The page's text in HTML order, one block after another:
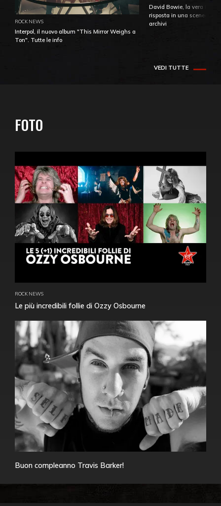
ROCK NEWS
Interpol, il nuovo album "This Mirror Weighs a
Ton". Tutte le info
David Bowie, la vera
risposta in una
archivi
VEDI TUTTE
FOTO
ROCK NEWS
Le più incredibili follie di Ozzy Osbourne
Buon compleanno Travis Barker!